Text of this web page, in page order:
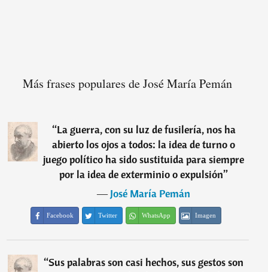
Más frases populares de José María Pemán
“La guerra, con su luz de fusilería, nos ha
abierto los ojos a todos: la idea de turno o
juego político ha sido sustituida para siempre
por la idea de exterminio o expulsión”
―José María Pemán
Facebook Twitter WhatsApp Imagen
“Sus palabras son casi hechos, sus gestos son